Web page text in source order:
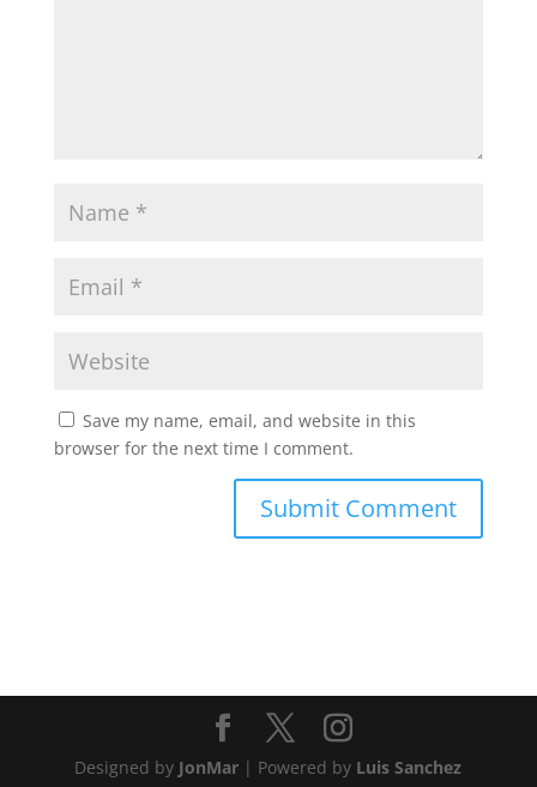
Save my name, email, and website in this
browser for the next time I comment.
Designed by JonMar | Powered by Luis Sanchez